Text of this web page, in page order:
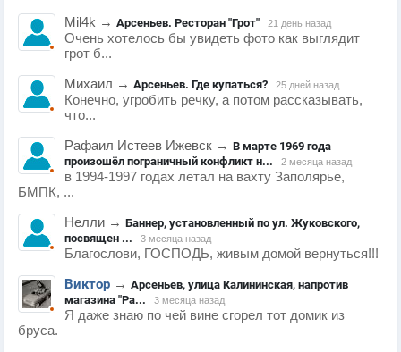
Mil4k → Арсеньев. Ресторан "Грот" 21 день назад
Очень хотелось бы увидеть фото как выглядит
грот б...
Михаил → Арсеньев. Где купаться? 25 дней назад
Конечно, угробить речку, а потом рассказывать,
что...
Рафаил Истеев Ижевск → В марте 1969 года
произошёл пограничный конфликт н...
2 месяца назад
в 1994-1997 годах летал на вахту Заполярье,
БМПК, ...
Нелли → Баннер, установленный по ул. Жуковского,
посвящен ...
3 месяца назад
Благослови, ГОСПОДЬ, живым домой вернуться!!!
Виктор → Арсеньев, улица Калининская, напротив
магазина "Ра...
3 месяца назад
Я даже знаю по чей вине сгорел тот домик из
бруса.